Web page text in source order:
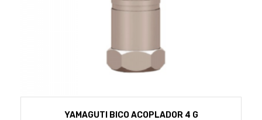
YAMAGUTI BICO ACOPLADOR 4 G